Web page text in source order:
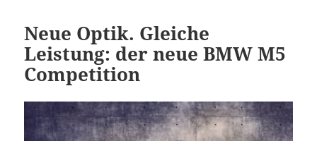
Neue Optik. Gleiche
Leistung: der neue BMW M5
Competition